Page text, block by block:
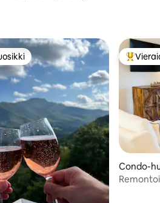
parhaimmistoa
Condo-
sa